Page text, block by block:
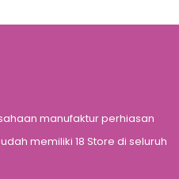
manufaktur perhiasan
memiliki 18 Store di seluruh